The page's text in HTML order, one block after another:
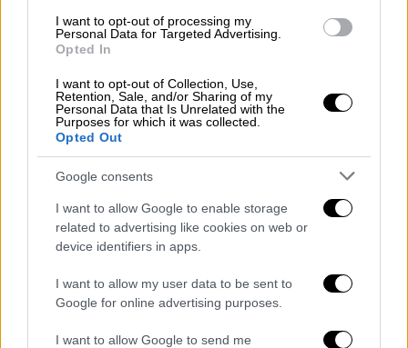
I want to opt-out of processing my
Personal Data for Targeted Advertising.
Opted In
I want to opt-out of Collection, Use,
Retention, Sale, and/or Sharing of my
Personal Data that Is Unrelated with the
Purposes for which it was collected.
Opted Out
Google consents
I want to allow Google to enable storage
related to advertising like cookies on web or
device identifiers in apps.
I want to allow my user data to be sent to
Google for online advertising purposes.
I want to allow Google to send me
Καιρός|15.07.2026 07:44
Μελτέμια στο Αιγαίο και 38άρια την
Τετάρτη - Πού θα έχει περισσότερη
ζέστη
Πιθανότητα για μπόρες και καταιγίδες σε
κεντρική και δυτική Μακεδονία και στα
βουνά της Θεσσαλίας